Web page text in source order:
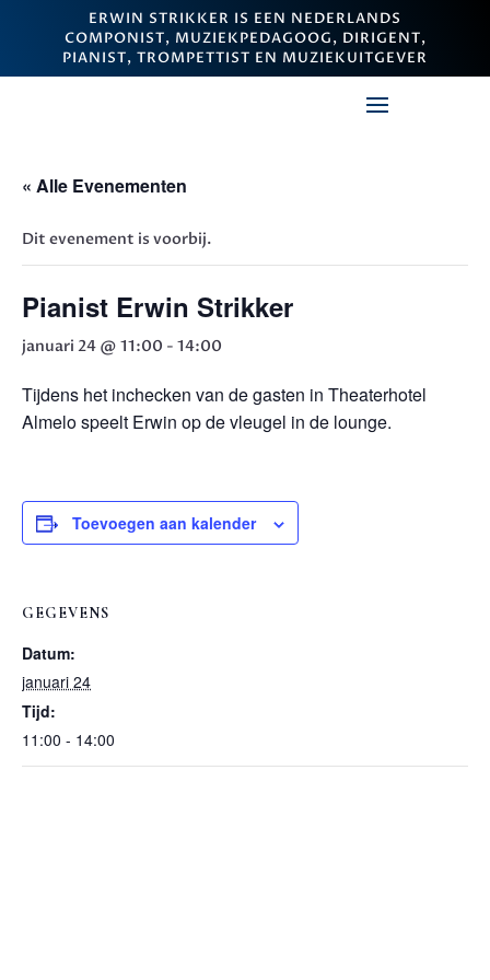
ERWIN STRIKKER IS EEN NEDERLANDS
COMPONIST, MUZIEKPEDAGOOG, DIRIGENT,
PIANIST, TROMPETTIST EN MUZIEKUITGEVER
« Alle Evenementen
Dit evenement is voorbij.
Pianist Erwin Strikker
januari 24 @ 11:00 - 14:00
Tijdens het inchecken van de gasten in Theaterhotel
Almelo speelt Erwin op de vleugel in de lounge.
Toevoegen aan kalender
GEGEVENS
Datum:
januari 24
Tijd:
11:00 - 14:00